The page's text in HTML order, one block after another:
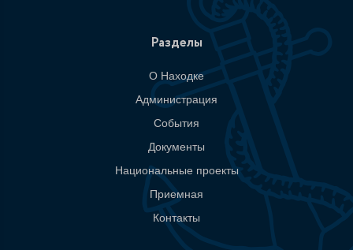
Разделы
О Находке
Администрация
События
Документы
Национальные проекты
Приемная
Контакты